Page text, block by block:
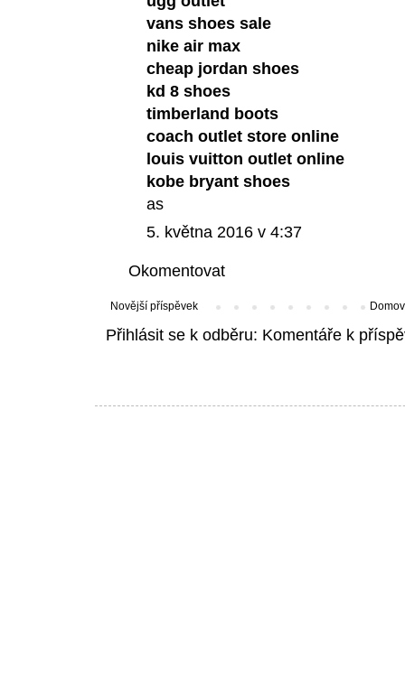
vans shoes sale
nike air max
cheap jordan shoes
kd 8 shoes
timberland boots
coach outlet store online
louis vuitton outlet online
kobe bryant shoes
as
5. května 2016 v 4:37
Okomentovat
Novější příspěvek
Přihlásit se k odběru: Komentáře k